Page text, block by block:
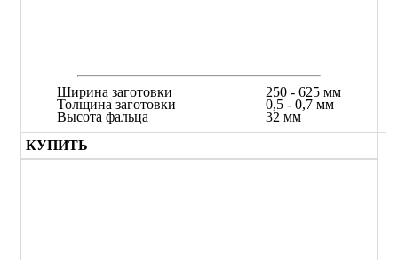
Ширина заготовки
Толщина заготовки
Высота фальца
250 - 625 мм
0,5 - 0,7 мм
32 мм
КУПИТЬ